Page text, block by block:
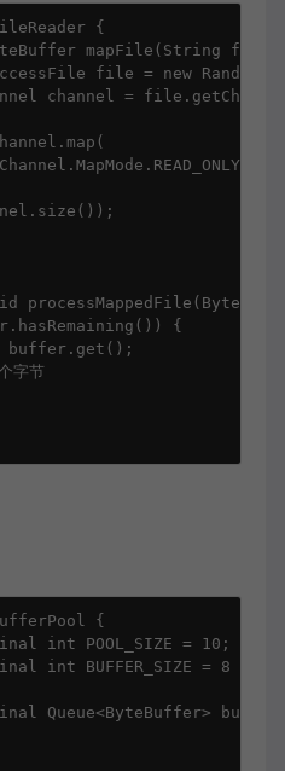
{
mapFile(String
file = new
channel =
{
buffer.get();
字节
{
int POOL_SIZE = 10;
int BUFFER_SIZE = 8 *
Queue<ByteBuffer>